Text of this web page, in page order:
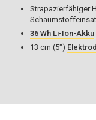
Strapazierfähiger
36 Wh Li-Ion-Akku
13 cm (5")